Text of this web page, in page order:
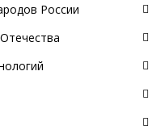
России